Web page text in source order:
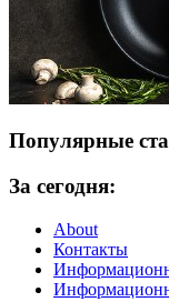
Популярные
За сегодня:
About
Контакты